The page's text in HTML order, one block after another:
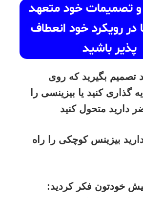
تصمیمات خود متعهد
در رویکرد خود انعطاف
پذیر باشید
تصمیم بگیرید که روی
گذاری کنید یا بیزینسی را
دارید متحول کنید
بیزینس کوچکی را راه
خودتون فکر کردید: